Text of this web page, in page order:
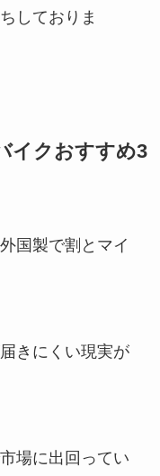
しておりま
イクおすすめ3
国製で割とマイ
きにくい現実が
場に出回ってい